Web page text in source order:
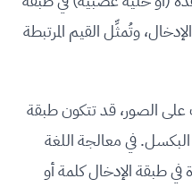
وتُمثِّل القيم المرتبطة
على الصور، قد تتكون طبقة
في معالجة اللغة
طبقة الإدخال كلمة أو